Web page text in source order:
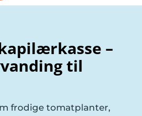
–
til
frodige tomatplanter,